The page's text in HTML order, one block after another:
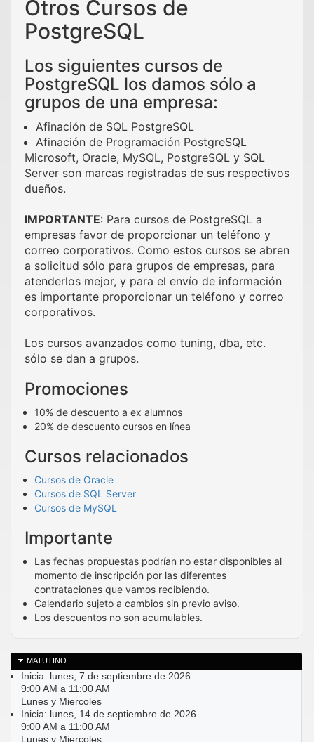
Otros Cursos de
PostgreSQL
Los siguientes cursos de
PostgreSQL los damos sólo a
grupos de una empresa:
Afinación de SQL PostgreSQL
Afinación de Programación PostgreSQL
Microsoft, Oracle, MySQL, PostgreSQL y SQL
Server son marcas registradas de sus respectivos
dueños.
IMPORTANTE: Para cursos de PostgreSQL a
empresas favor de proporcionar un teléfono y
correo corporativos. Como estos cursos se abren
a solicitud sólo para grupos de empresas, para
atenderlos mejor, y para el envío de información
es importante proporcionar un teléfono y correo
corporativos.
Los cursos avanzados como tuning, dba, etc.
sólo se dan a grupos.
Promociones
10% de descuento a ex alumnos
20% de descuento cursos en línea
Cursos relacionados
Cursos de Oracle
Cursos de SQL Server
Cursos de MySQL
Importante
Las fechas propuestas podrían no estar disponibles al
momento de inscripción por las diferentes
contrataciones que vamos recibiendo.
Calendario sujeto a cambios sin previo aviso.
Los descuentos no son acumulables.
MATUTINO
Inicia: lunes, 7 de septiembre de 2026
9:00 AM a 11:00 AM
Lunes y Miercoles
Inicia: lunes, 14 de septiembre de 2026
9:00 AM a 11:00 AM
Lunes y Miercoles